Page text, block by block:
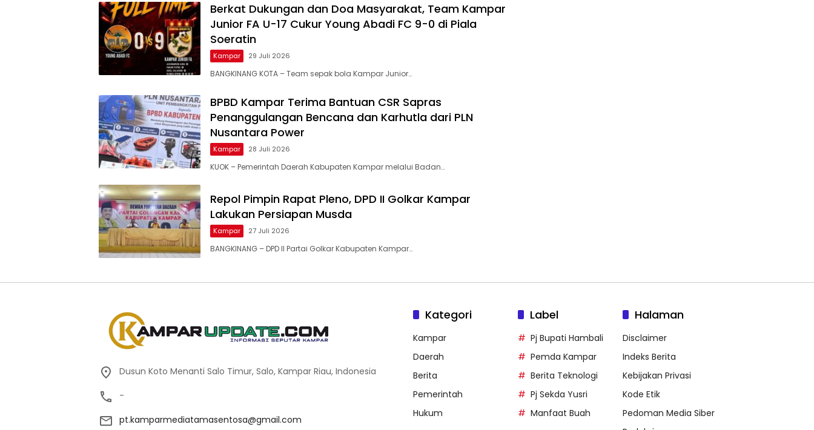
Berkat Dukungan dan Doa Masyarakat, Team Kampar
Junior FA U-17 Cukur Young Abadi FC 9-0 di Piala
Soeratin
Kampar 29 Juli 2026
BANGKINANG KOTA – Team sepak bola Kampar Junior…
BPBD Kampar Terima Bantuan CSR Sapras
Penanggulangan Bencana dan Karhutla dari PLN
Nusantara Power
Kampar 28 Juli 2026
KUOK – Pemerintah Daerah Kabupaten Kampar melalui Badan…
Repol Pimpin Rapat Pleno, DPD II Golkar Kampar
Lakukan Persiapan Musda
Kampar 27 Juli 2026
BANGKINANG – DPD II Partai Golkar Kabupaten Kampar…
Dusun Koto Menanti Salo Timur, Salo, Kampar Riau, Indonesia
-
pt.kamparmediatamasentosa@gmail.com
Kategori
Kampar
Daerah
Berita
Pemerintah
Hukum
Label
Pj Bupati Hambali
Pemda Kampar
Berita Teknologi
Pj Sekda Yusri
Manfaat Buah
Halaman
Disclaimer
Indeks Berita
Kebijakan Privasi
Kode Etik
Pedoman Media Siber